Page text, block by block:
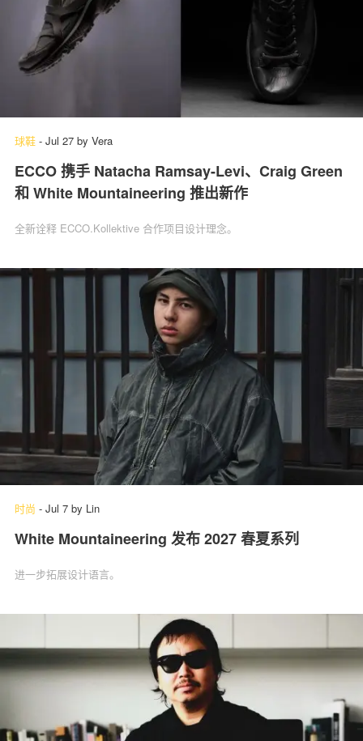
球鞋 - Jul 27 by Vera
ECCO 携手 Natacha Ramsay-Levi、Craig Green
和 White Mountaineering 推出新作
全新诠释 ECCO.Kollektive 合作项目设计理念。
时尚 - Jul 7 by Lin
White Mountaineering 发布 2027 春夏系列
进一步拓展设计语言。